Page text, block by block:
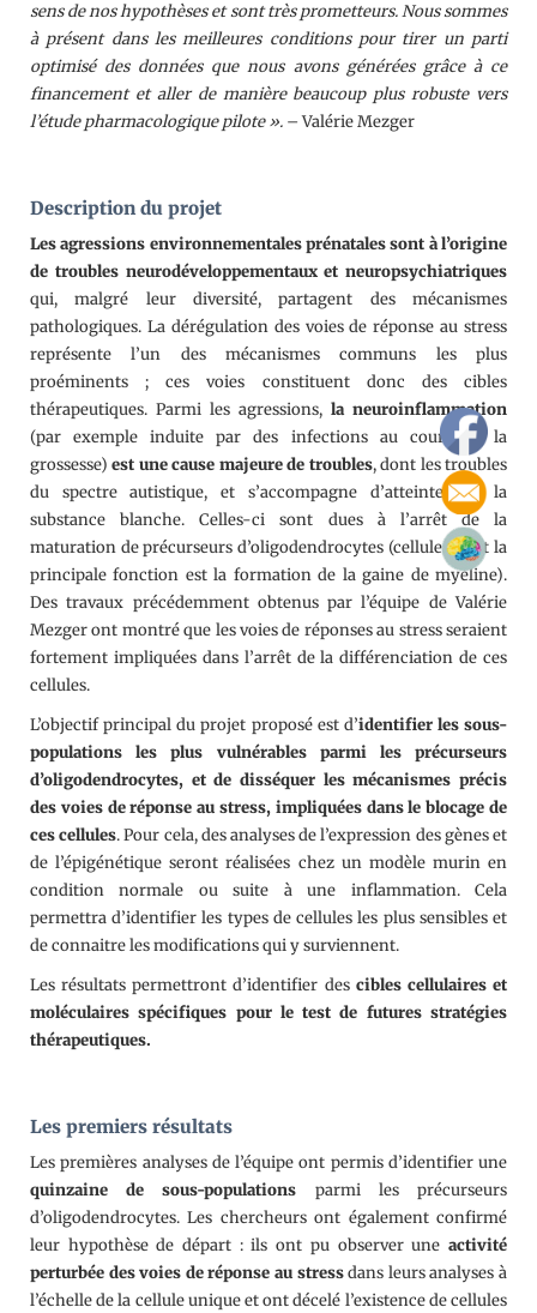
sens de nos hypothèses et sont très prometteurs. Nous sommes
à présent dans les meilleures conditions pour tirer un parti
optimisé des données que nous avons générées grâce à ce
financement et aller de manière beaucoup plus robuste vers
l’étude pharmacologique pilote ». – Valérie Mezger
Description du projet
Les agressions environnementales prénatales sont à l’origine
de troubles neurodéveloppementaux et neuropsychiatriques
qui, malgré leur diversité, partagent des mécanismes
pathologiques. La dérégulation des voies de réponse au stress
représente l’un des mécanismes communs les plus
proéminents ; ces voies constituent donc des cibles
thérapeutiques. Parmi les agressions, la neuroinflammation
(par exemple induite par des infections au cours de la
grossesse)est une cause majeure de troubles, dont les troubles
du spectre autistique, et s’accompagne d’atteintes de la
substance blanche. Celles-ci sont dues à l’arrêt de la
maturation de précurseurs d’oligodendrocytes (cellules dont la
principale fonction est la formation de la gaine de myéline).
Des travaux précédemment obtenus par l’équipe de Valérie
Mezger ont montré que les voies de réponses au stress seraient
fortement impliquées dans l’arrêt de la différenciation de ces
cellules.
L’objectif principal du projet proposé est d’identifier les sous-
populations les plus vulnérables parmi les précurseurs
d’oligodendrocytes, et de disséquer les mécanismes précis
des voies de réponse au stress, impliquées dans le blocage de
ces cellules. Pour cela, des analyses de l’expression des gènes et
de l’épigénétique seront réalisées chez un modèle murin en
condition normale ou suite à une inflammation. Cela
permettra d’identifier les types de cellules les plus sensibles et
de connaitre les modifications qui y surviennent.
Les résultats permettront d’identifier des cibles cellulaires et
moléculaires spécifiques pour le test de futures stratégies
thérapeutiques.
Les premiers résultats
Les premières analyses de l’équipe ont permis d’identifier une
quinzaine de sous-populations parmi les précurseurs
d’oligodendrocytes. Les chercheurs ont également confirmé
leur hypothèse de départ : ils ont pu observer une activité
perturbée des voies de réponse au stressdans leurs analyses à
l’échelle de la cellule unique et ont décelé l’existence de cellules